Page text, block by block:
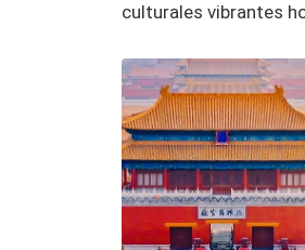
culturales vibrantes